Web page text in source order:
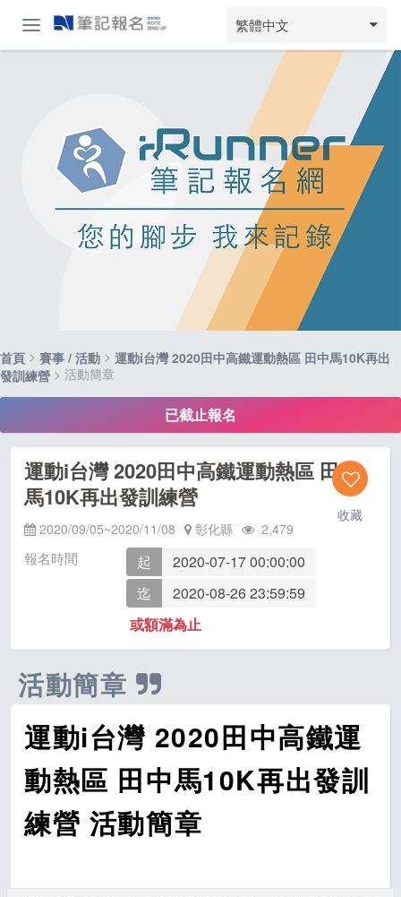
繁體中文
首頁 > 賽事 / 活動 > 運動i台灣 2020田中高鐵運動熱區 田中馬10K再出
發訓練營 > 活動簡章
已截止報名
收藏
運動i台灣 2020田中高鐵運動熱區 田中
馬10K再出發訓練營
2020/09/05~2020/11/08 彰化縣 2,479
報名時間 起
2020-07-17 00:00:00
迄
2020-08-26 23:59:59
或額滿為止
活動簡章
運動i台灣 2020田中高鐵運
動熱區 田中馬10K再出發訓
練營 活動簡章